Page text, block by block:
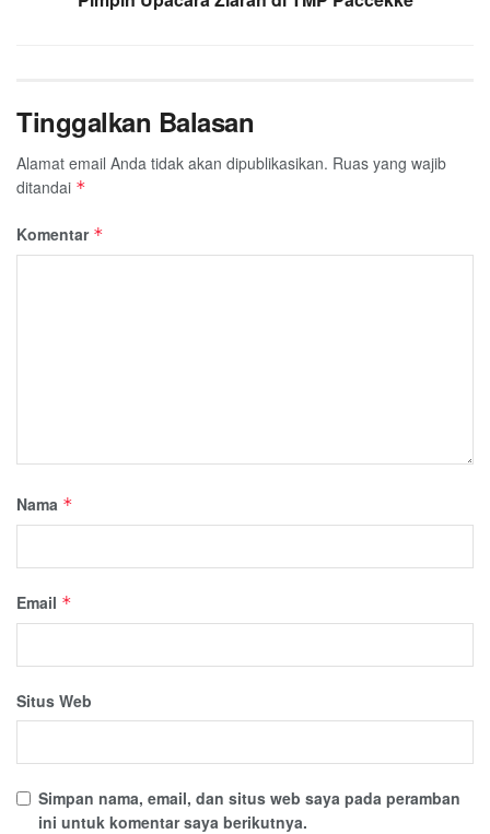
Tinggalkan Balasan
Alamat email Anda tidak akan dipublikasikan. Ruas yang wajib
ditandai *
Komentar *
Nama *
Email *
Situs Web
Simpan nama, email, dan situs web saya pada peramban
ini untuk komentar saya berikutnya.